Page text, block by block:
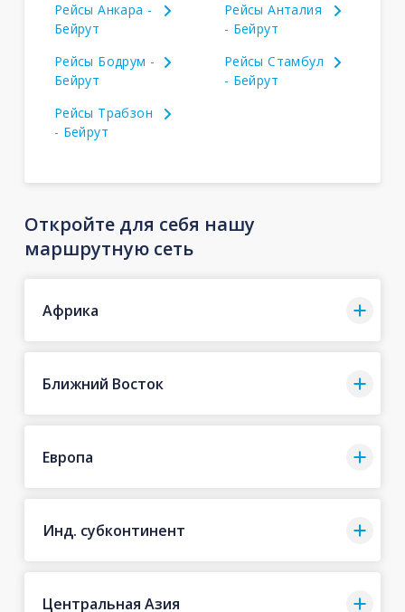
Рейсы Анкара -
Бейрут
Рейсы Анталия
- Бейрут
Рейсы Бодрум -
Бейрут
Рейсы Стамбул
- Бейрут
Рейсы Трабзон
- Бейрут
Откройте для себя нашу
маршрутную сеть
Африка
Ближний Восток
Европа
Инд. субконтинент
Центральная Азия